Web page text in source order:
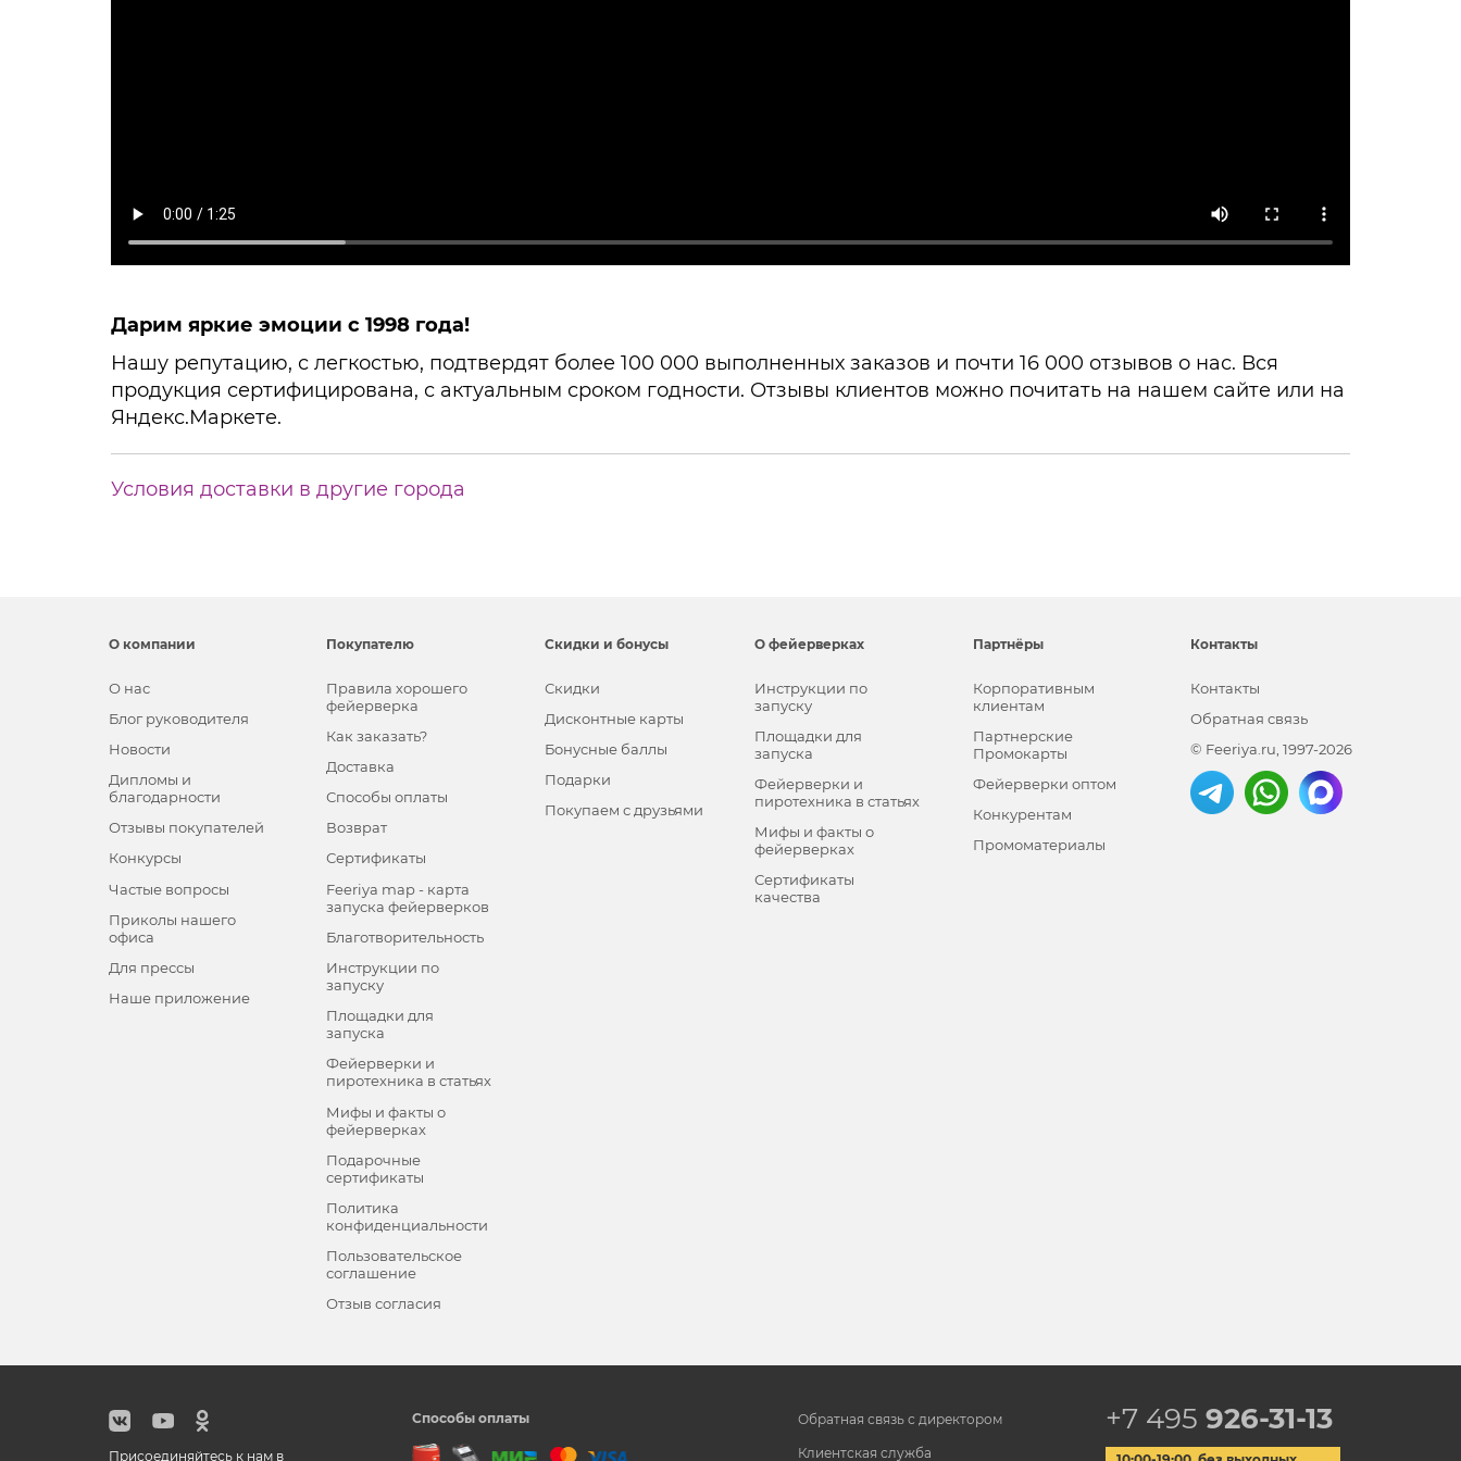
Дарим яркие эмоции с 1998 года!
Нашу репутацию, с легкостью, подтвердят более 100 000 выполненных заказов и почти 16 000 отзывов о нас. Вся
продукция сертифицирована, с актуальным сроком годности. Отзывы клиентов можно почитать на нашем сайте или на
Яндекс.Маркете.
Условия доставки в другие города
О компании
О нас
Блог руководителя
Новости
Дипломы и
благодарности
Отзывы покупателей
Конкурсы
Частые вопросы
Приколы нашего
офиса
Для прессы
Наше приложение
Покупателю
Правила хорошего
фейерверка
Как заказать?
Доставка
Способы оплаты
Возврат
Сертификаты
Feeriya map - карта
запуска фейерверков
Благотворительность
Инструкции по
запуску
Площадки для
запуска
Фейерверки и
пиротехника в статьях
Мифы и факты о
фейерверках
Подарочные
сертификаты
Политика
конфиденциальности
Пользовательское
соглашение
Отзыв согласия
Скидки и бонусы
Скидки
Дисконтные карты
Бонусные баллы
Подарки
Покупаем с друзьями
О фейерверках
Инструкции по
запуску
Площадки для
запуска
Фейерверки и
пиротехника в статьях
Мифы и факты о
фейерверках
Сертификаты
качества
Партнёры
Корпоративным
клиентам
Партнерские
Промокарты
Фейерверки оптом
Конкурентам
Промоматериалы
Контакты
Контакты
Обратная связь
© Feeriya.ru, 1997-2026
Присоединяйтесь к нам в
Способы оплаты Обратная связь с директором
Клиентская служба
+7 495 926-31-13